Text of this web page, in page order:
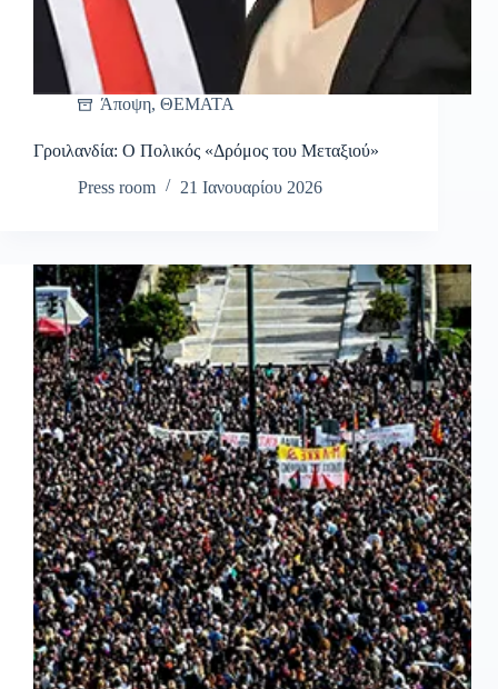
Άποψη, ΘΕΜΑΤΑ
Γροιλανδία: Ο Πολικός «Δρόμος του Μεταξιού»
Press room
21 Ιανουαρίου 2026